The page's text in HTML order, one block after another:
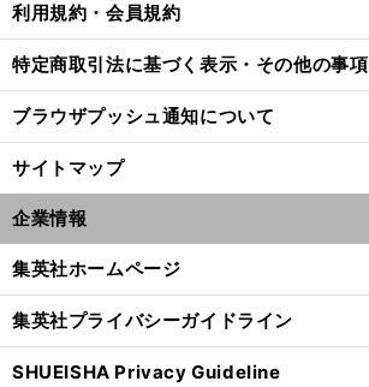
利用規約・会員規約
特定商取引法に基づく表示・その他の事項
ブラウザプッシュ通知について
サイトマップ
企業情報
集英社ホームページ
集英社プライバシーガイドライン
SHUEISHA Privacy Guideline